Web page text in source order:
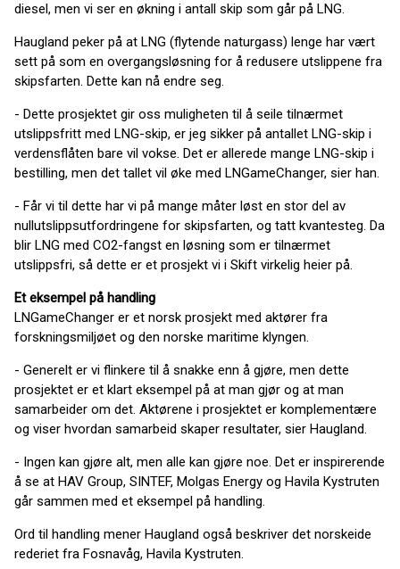
diesel, men vi ser en økning i antall skip som går på LNG.
Haugland peker på at LNG (flytende naturgass) lenge har vært
sett på som en overgangsløsning for å redusere utslippene fra
skipsfarten. Dette kan nå endre seg.
- Dette prosjektet gir oss muligheten til å seile tilnærmet
utslippsfritt med LNG-skip, er jeg sikker på antallet LNG-skip i
verdensflåten bare vil vokse. Det er allerede mange LNG-skip i
bestilling, men det tallet vil øke med LNGameChanger, sier han.
- Får vi til dette har vi på mange måter løst en stor del av
nullutslippsutfordringene for skipsfarten, og tatt kvantesteg. Da
blir LNG med CO2-fangst en løsning som er tilnærmet
utslippsfri, så dette er et prosjekt vi i Skift virkelig heier på.
Et eksempel på handling
LNGameChanger er et norsk prosjekt med aktører fra
forskningsmiljøet og den norske maritime klyngen.
- Generelt er vi flinkere til å snakke enn å gjøre, men dette
prosjektet er et klart eksempel på at man gjør og at man
samarbeider om det. Aktørene i prosjektet er komplementære
og viser hvordan samarbeid skaper resultater, sier Haugland.
- Ingen kan gjøre alt, men alle kan gjøre noe. Det er inspirerende
å se at HAV Group, SINTEF, Molgas Energy og Havila Kystruten
går sammen med et eksempel på handling.
Ord til handling mener Haugland også beskriver det norskeide
rederiet fra Fosnavåg, Havila Kystruten.